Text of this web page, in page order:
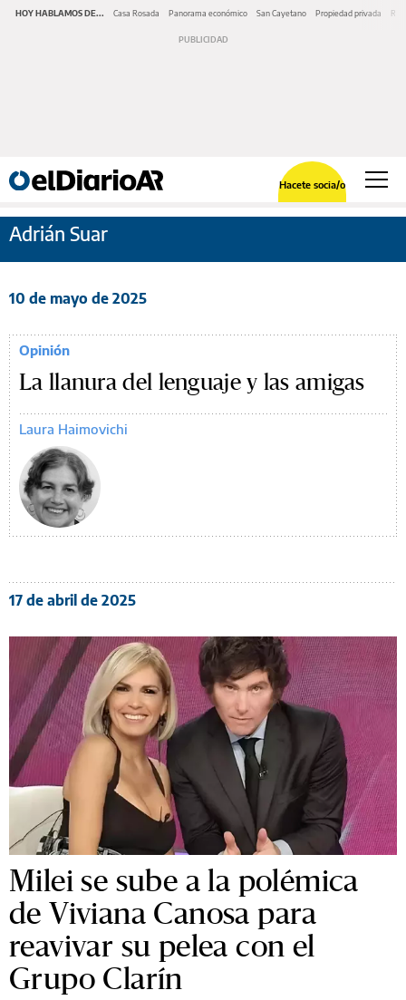
HOY HABLAMOS DE... Casa Rosada Panorama económico San Cayetano Propiedad privada
Hacete socia/o
Adrián Suar
10 de mayo de 2025
Opinión
La llanura del lenguaje y las amigas
Laura Haimovichi
17 de abril de 2025
Milei se sube a la polémica
de Viviana Canosa para
reavivar su pelea con el
Grupo Clarín